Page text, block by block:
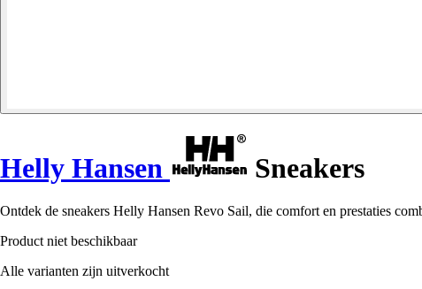
Helly Hansen Sneakers
Ontdek de sneakers Helly Hansen Revo Sail, die comfort en prestaties
Product niet beschikbaar
Alle varianten zijn uitverkocht